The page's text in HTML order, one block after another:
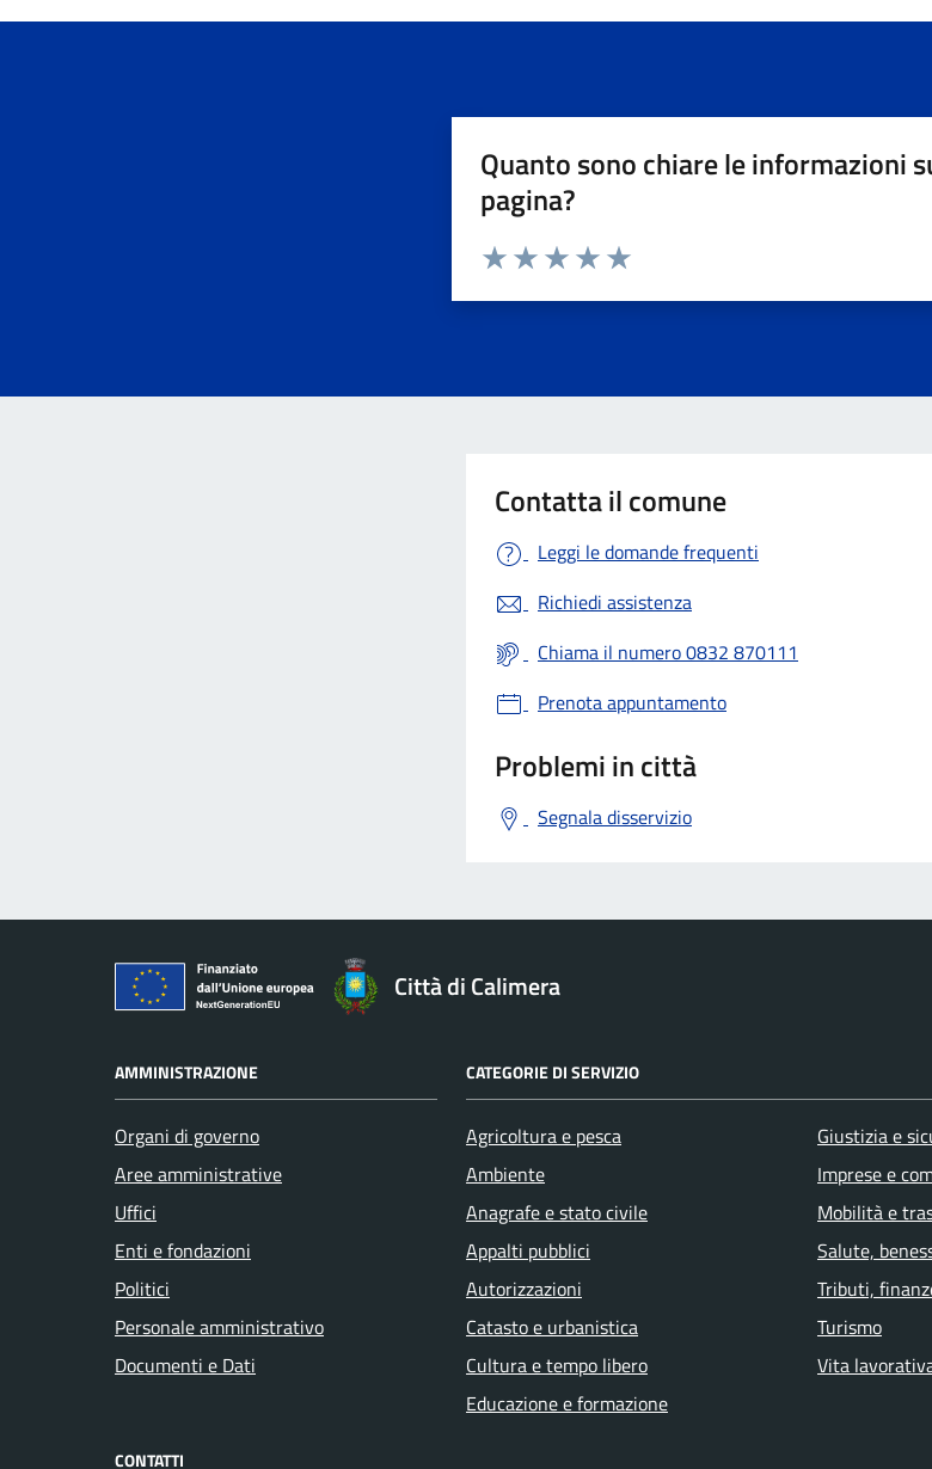
Quanto sono chiare le informazioni
pagina?
Contatta il comune
Leggi le domande frequenti
Richiedi assistenza
Chiama il numero 0832 870111
Prenota appuntamento
Problemi in città
Segnala disservizio
Città di Calimera
AMMINISTRAZIONE
Organi di governo
Aree amministrative
Uffici
Enti e fondazioni
Politici
Personale amministrativo
Documenti e Dati
CATEGORIE DI SERVIZIO
Agricoltura e pesca
Ambiente
Anagrafe e stato civile
Appalti pubblici
Autorizzazioni
Catasto e urbanistica
Cultura e tempo libero
Educazione e formazione
Giustizia e
Imprese e
Mobilità e
Salute,
Tributi,
Turismo
Vita
CONTATTI